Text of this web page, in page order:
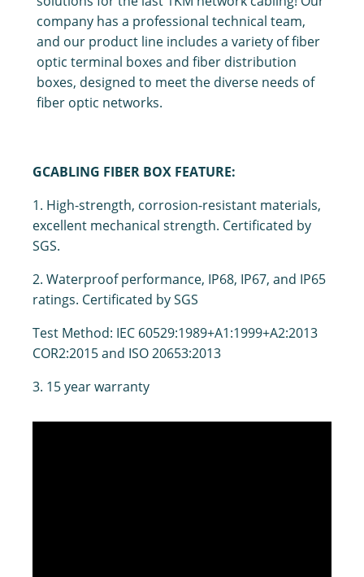
company has a professional technical team,
and our product line includes a variety of fiber
optic terminal boxes and fiber distribution
boxes, designed to meet the diverse needs of
fiber optic networks.
GCABLING FIBER BOX FEATURE:
1. High-strength, corrosion-resistant materials,
excellent mechanical strength. Certificated by
SGS.
2. Waterproof performance, IP68, IP67, and IP65
ratings. Certificated by SGS
Test Method: IEC 60529:1989+A1:1999+A2:2013
COR2:2015 and ISO 20653:2013
3. 15 year warranty